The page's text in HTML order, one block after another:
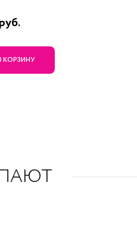
КОРЗИНУ